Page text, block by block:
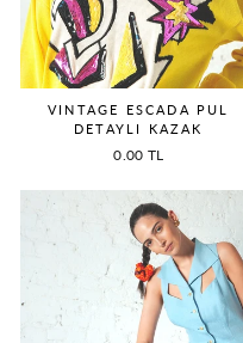
VINTAGE ESCADA PUL
DETAYLI KAZAK
0.00 TL